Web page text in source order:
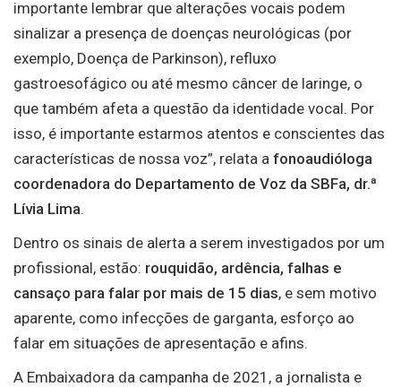
importante lembrar que alterações vocais podem
sinalizar a presença de doenças neurológicas (por
exemplo, Doença de Parkinson), refluxo
gastroesofágico ou até mesmo câncer de laringe, o
que também afeta a questão da identidade vocal. Por
isso, é importante estarmos atentos e conscientes das
características de nossa voz”, relata a fonoaudióloga
coordenadora do Departamento de Voz da SBFa, dr.ª
Lívia Lima.
Dentro os sinais de alerta a serem investigados por um
profissional, estão: rouquidão, ardência, falhas e
cansaço para falar por mais de 15 dias, e sem motivo
aparente, como infecções de garganta, esforço ao
falar em situações de apresentação e afins.
A Embaixadora da campanha de 2021, a jornalista e